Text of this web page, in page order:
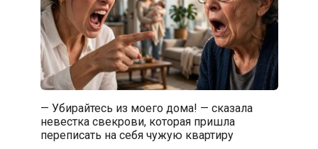
— Убирайтесь из моего дома! — сказала
невестка свекрови, которая пришла
переписать на себя чужую квартиру